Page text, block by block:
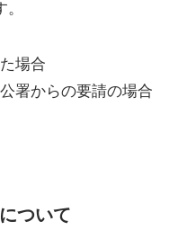
場合
署からの要請の場合
について